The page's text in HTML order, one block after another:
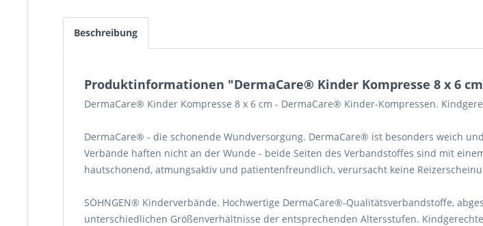
Beschreibung
Produktinformationen "DermaCare® Kinder Kompresse 8 x 6
DermaCare® Kinder Kompresse 8 x 6 cm - DermaCare® Kinder-Kompressen.
DermaCare® - die schonende Wundversorgung. DermaCare® ist besonders weich
Verbände haften nicht an der Wunde - beide Seiten des Verbandstoffes sind mit
hautschonend, atmungsaktiv und patientenfreundlich, verursacht keine
SÖHNGEN® Kinderverbände. Hochwertige DermaCare®-Qualitätsverbandstoffe,
unterschiedlichen Größenverhältnisse der entsprechenden Altersstufen.